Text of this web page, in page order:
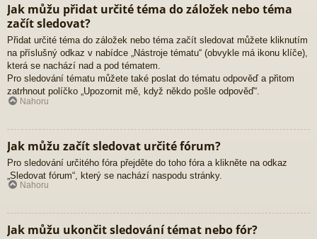
Jak můžu přidat určité téma do záložek nebo téma
začít sledovat?
Přidat určité téma do záložek nebo téma začít sledovat můžete kliknutím
na příslušný odkaz v nabídce „Nástroje tématu“ (obvykle má ikonu klíče),
která se nachází nad a pod tématem.
Pro sledování tématu můžete také poslat do tématu odpověď a přitom
zatrhnout políčko „Upozornit mě, když někdo pošle odpověď“.
Nahoru
Jak můžu začít sledovat určité fórum?
Pro sledování určitého fóra přejděte do toho fóra a klikněte na odkaz
„Sledovat fórum“, který se nachází naspodu stránky.
Nahoru
Jak můžu ukončit sledování témat nebo fór?